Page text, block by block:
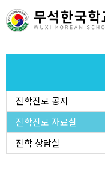
홈로그인회원가입사이
교육마당
알림마당
진학진로 공지
진학진로 자료실
진학 상담실